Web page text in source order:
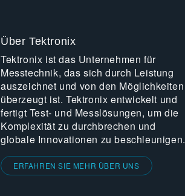
Über Tektronix
Tektronix ist das Unternehmen für
Messtechnik, das sich durch Leistung
auszeichnet und von den Möglichkeiten
überzeugt ist. Tektronix entwickelt und
fertigt Test- und Messlösungen, um die
Komplexität zu durchbrechen und
globale Innovationen zu beschleunigen.
ERFAHREN SIE MEHR ÜBER UNS